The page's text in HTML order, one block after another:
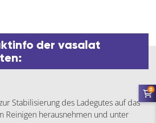
der vasalat
Stabilisierung des Ladegutes auf das
Reinigen herausnehmen und unter
0